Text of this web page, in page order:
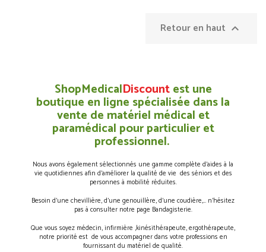
Retour en haut 
ShopMedicalDiscountest une
boutique en ligne spécialisée dans la
vente de matériel médical et
paramédical pour particulier et
professionnel.
Nous avons également sélectionnés une gamme complète d’aides à la
vie quotidiennes afin d’améliorer la qualité de vie des séniors et des
personnes à mobilité réduites.
Besoin d’une chevillière, d’une genouillère, d’une coudière,… n’hésitez
pas à consulter notre page Bandagisterie.
Que vous soyez médecin, infirmière ,kinésithérapeute, ergothérapeute,
notre priorité est de vous accompagner dans votre professions en
fournissant du matériel de qualité.